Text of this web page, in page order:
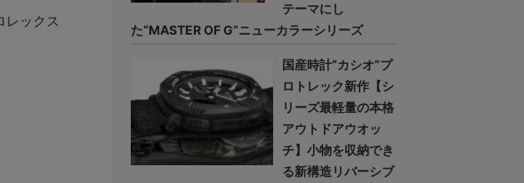
レックス
テーマにし
た“MASTER OF G”ニューカラーシリーズ
国産時計“カシオ”プ
ロトレック新作【シ
リーズ最軽量の本格
アウトドアウオッ
チ】小物を収納でき
る新構造リバーシブ